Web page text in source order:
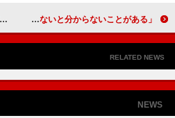
ＹＯＳＨＩＫＩ、ＳＭＡＰ解散騒動に言及 「内部じゃないと分からないことがある」
RELATED NEWS
NEWS